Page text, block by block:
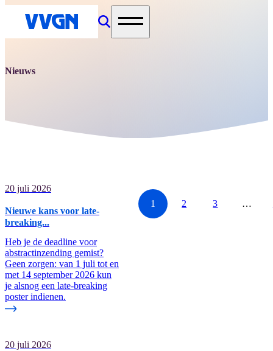
home
Nieuws
20 juli 2026
Nieuwe kans voor late-
breaking...
Heb je de deadline voor
abstractinzending gemist?
Geen zorgen: van 1 juli tot en
met 14 september 2026 kun
je alsnog een late-breaking
poster indienen.
20 juli 2026
1 2 3 …